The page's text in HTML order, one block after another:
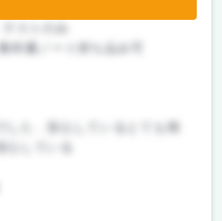
教科書ノート持ち込み可